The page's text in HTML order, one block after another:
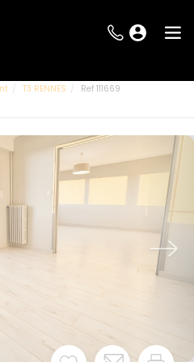
T3 RENNES Ref 111669